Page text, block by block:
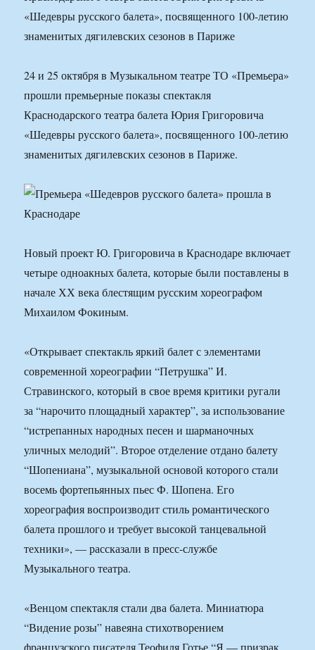
«Шедевры русского балета», посвященного 100-летию
знаменитых дягилевских сезонов в Париже
24 и 25 октября в Музыкальном театре ТО «Премьера»
прошли премьерные показы спектакля
Краснодарского театра балета Юрия Григоровича
«Шедевры русского балета», посвященного 100-летию
знаменитых дягилевских сезонов в Париже.
Новый проект Ю. Григоровича в Краснодаре включает
четыре одноакных балета, которые были поставлены в
начале ХХ века блестящим русским хореографом
Михаилом Фокиным.
«Открывает спектакль яркий балет с элементами
современной хореографии “Петрушка” И.
Стравинского, который в свое время критики ругали
за “нарочито площадный характер”, за использование
“истрепанных народных песен и шарманочных
уличных мелодий”. Второе отделение отдано балету
“Шопениана”, музыкальной основой которого стали
восемь фортепьянных пьес Ф. Шопена. Его
хореография воспроизводит стиль романтического
балета прошлого и требует высокой танцевальной
техники», — рассказали в пресс-службе
Музыкального театра.
«Венцом спектакля стали два балета. Миниатюра
“Видение розы” навеяна стихотворением